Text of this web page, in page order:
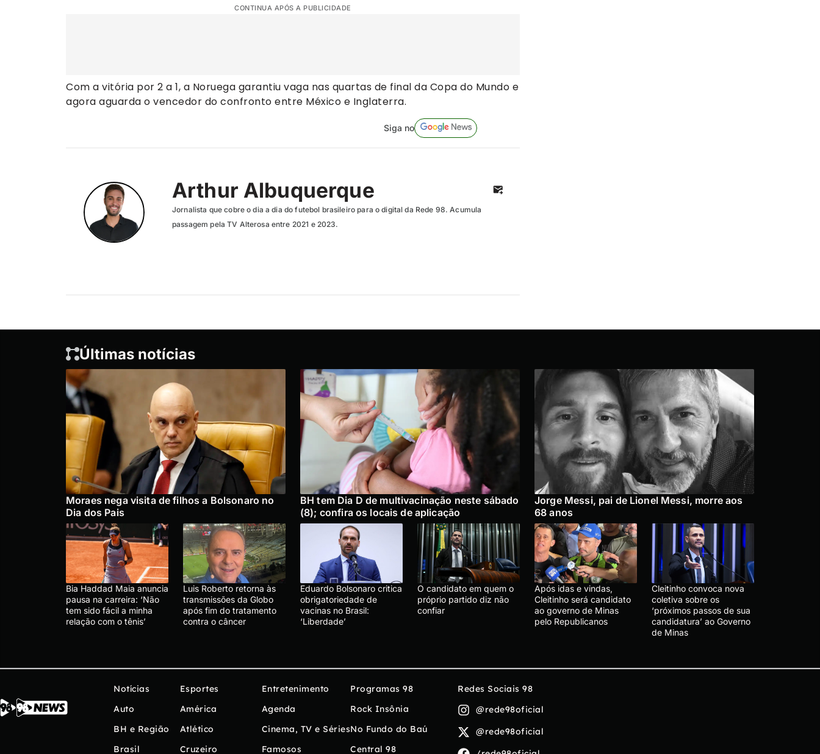
CONTINUA APÓS A PUBLICIDADE
Com a vitória por 2 a 1, a Noruega garantiu vaga nas quartas de final da Copa do Mundo e
agora aguarda o vencedor do confronto entre México e Inglaterra.
Siga no
Arthur Albuquerque
Jornalista que cobre o dia a dia do futebol brasileiro para o digital da Rede 98. Acumula
passagem pela TV Alterosa entre 2021 e 2023.
Últimas notícias
Moraes nega visita de filhos a Bolsonaro no
Dia dos Pais
BH tem Dia D de multivacinação neste sábado
(8); confira os locais de aplicação
Jorge Messi, pai de Lionel Messi, morre aos
68 anos
Bia Haddad Maia anuncia
pausa na carreira: ‘Não
tem sido fácil a minha
relação com o tênis’
Luis Roberto retorna às
transmissões da Globo
após fim do tratamento
contra o câncer
Eduardo Bolsonaro critica
obrigatoriedade de
vacinas no Brasil:
‘Liberdade’
O candidato em quem o
próprio partido diz não
confiar
Após idas e vindas,
Cleitinho será candidato
ao governo de Minas
pelo Republicanos
Cleitinho convoca nova
coletiva sobre os
‘próximos passos de sua
candidatura’ ao Governo
de Minas
Notícias
Auto
BH e Região
Brasil
Esportes
América
Atlético
Cruzeiro
Entretenimento
Agenda
Cinema, TV e Séries
Famosos
Programas 98
Rock Insônia
No Fundo do Baú
Central 98
Redes Sociais 98
@rede98oficial
@rede98oficial